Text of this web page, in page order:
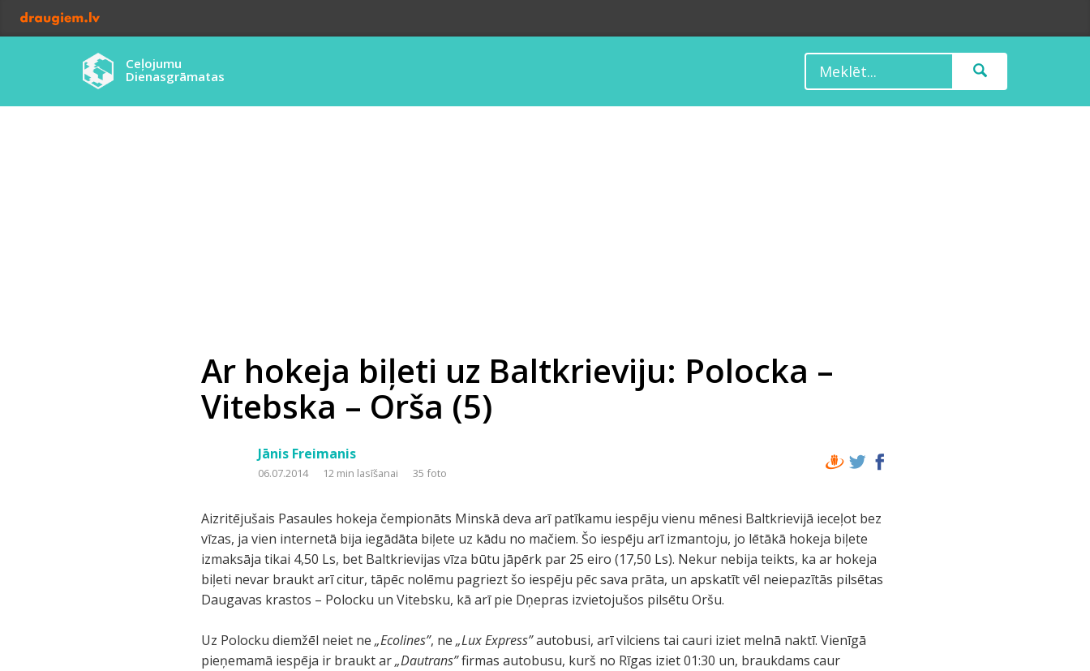
Ceļojumu
Dienasgrāmatas
Ar hokeja biļeti uz Baltkrieviju: Polocka –
Vitebska – Orša (5)
Jānis Freimanis
06.07.2014 12 min lasīšanai 35 foto
Aizritējušais Pasaules hokeja čempionāts Minskā deva arī patīkamu iespēju vienu mēnesi Baltkrievijā ieceļot bez
vīzas, ja vien internetā bija iegādāta biļete uz kādu no mačiem. Šo iespēju arī izmantoju, jo lētākā hokeja biļete
izmaksāja tikai 4,50 Ls, bet Baltkrievijas vīza būtu jāpērk par 25 eiro (17,50 Ls). Nekur nebija teikts, ka ar hokeja
biļeti nevar braukt arī citur, tāpēc nolēmu pagriezt šo iespēju pēc sava prāta, un apskatīt vēl neiepazītās pilsētas
Daugavas krastos – Polocku un Vitebsku, kā arī pie Dņepras izvietojušos pilsētu Oršu.
Uz Polocku diemžēl neiet ne„Ecolines”, ne„Lux Express”autobusi, arī vilciens tai cauri iziet melnā naktī. Vienīgā
pieņemamā iespēja ir braukt ar„Dautrans”firmas autobusu, kurš no Rīgas iziet 01:30 un, braukdams caur